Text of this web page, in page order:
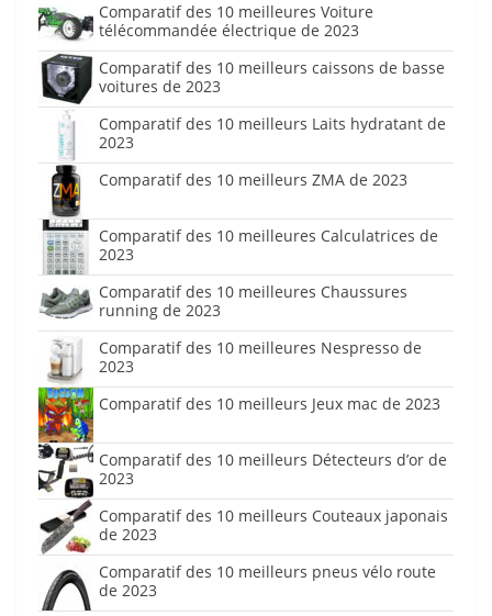
Comparatif des 10 meilleures Voiture
télécommandée électrique de 2023
Comparatif des 10 meilleurs caissons de basse
voitures de 2023
Comparatif des 10 meilleurs Laits hydratant de
2023
Comparatif des 10 meilleurs ZMA de 2023
Comparatif des 10 meilleures Calculatrices de
2023
Comparatif des 10 meilleures Chaussures
running de 2023
Comparatif des 10 meilleures Nespresso de
2023
Comparatif des 10 meilleurs Jeux mac de 2023
Comparatif des 10 meilleurs Détecteurs d’or de
2023
Comparatif des 10 meilleurs Couteaux japonais
de 2023
Comparatif des 10 meilleurs pneus vélo route
de 2023